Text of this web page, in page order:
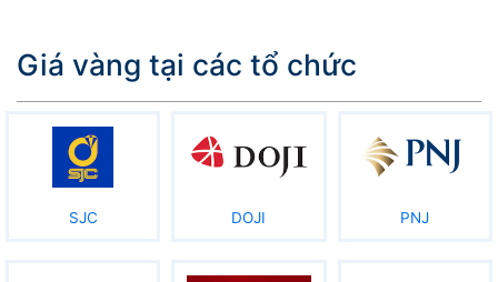
Giá vàng tại các tổ chức
SJC DOJI PNJ